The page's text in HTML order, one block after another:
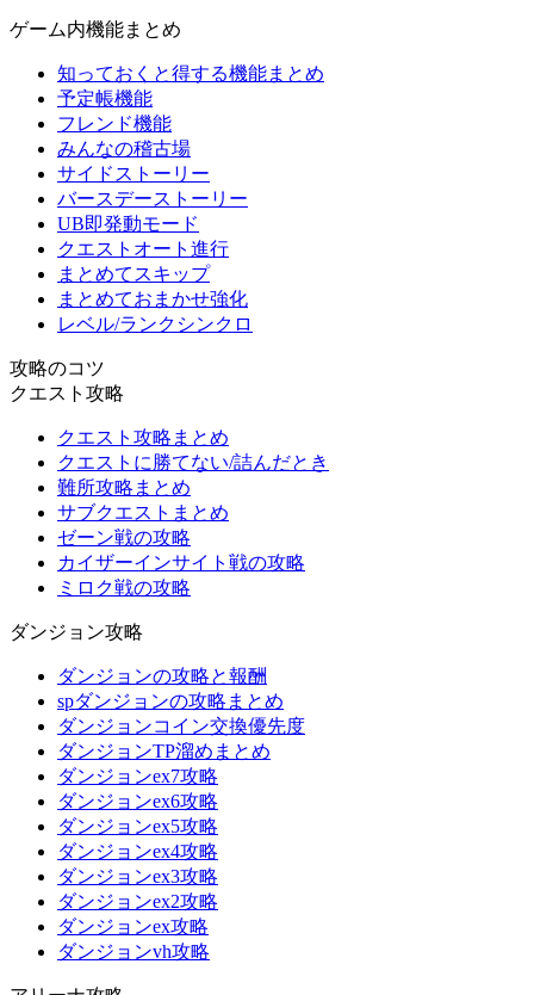
ゲーム内機能まとめ
知っておくと得する機能まとめ
予定帳機能
フレンド機能
みんなの稽古場
サイドストーリー
バースデーストーリー
UB即発動モード
クエストオート進行
まとめてスキップ
まとめておまかせ強化
レベル/ランクシンクロ
攻略のコツ
クエスト攻略
クエスト攻略まとめ
クエストに勝てない/詰んだとき
難所攻略まとめ
サブクエストまとめ
ゼーン戦の攻略
カイザーインサイト戦の攻略
ミロク戦の攻略
ダンジョン攻略
ダンジョンの攻略と報酬
spダンジョンの攻略まとめ
ダンジョンコイン交換優先度
ダンジョンTP溜めまとめ
ダンジョンex7攻略
ダンジョンex6攻略
ダンジョンex5攻略
ダンジョンex4攻略
ダンジョンex3攻略
ダンジョンex2攻略
ダンジョンex攻略
ダンジョンvh攻略